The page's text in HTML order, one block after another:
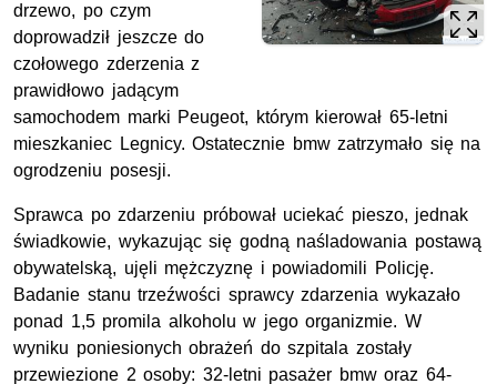
drzewo, po czym
doprowadził jeszcze do
czołowego zderzenia z
prawidłowo jadącym
samochodem marki Peugeot, którym kierował 65-letni
mieszkaniec Legnicy. Ostatecznie bmw zatrzymało się na
ogrodzeniu posesji.
Sprawca po zdarzeniu próbował uciekać pieszo, jednak
świadkowie, wykazując się godną naśladowania postawą
obywatelską, ujęli mężczyznę i powiadomili Policję.
Badanie stanu trzeźwości sprawcy zdarzenia wykazało
ponad 1,5 promila alkoholu w jego organizmie. W
wyniku poniesionych obrażeń do szpitala zostały
przewiezione 2 osoby: 32-letni pasażer bmw oraz 64-